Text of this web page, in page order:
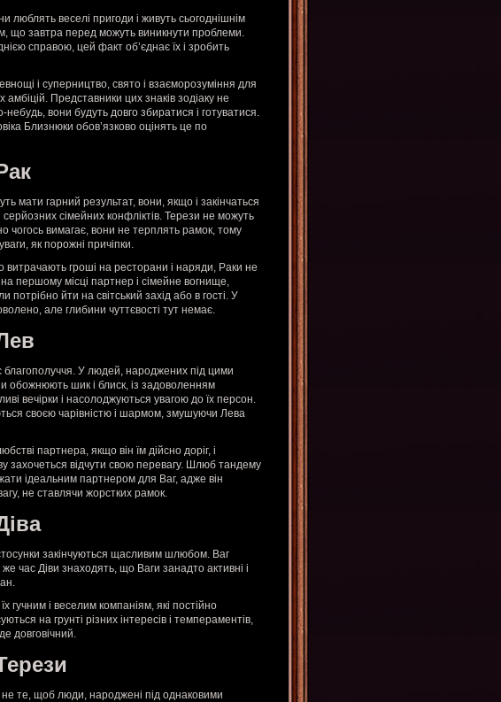
люблять веселі пригоди і живуть сьогоднішнім
що завтра перед можуть виникнути проблеми.
справою, цей факт об’єднає їх і зробить
і суперництво, свято і взаєморозуміння для
Представники цих знаків зодіаку не
вони будуть довго збиратися і готуватися.
Близнюки обов’язково оцінять це по
мати гарний результат, вони, якщо і закінчаться
сімейних конфліктів. Терези не можуть
чогось вимагає, вони не терплять рамок, тому
як порожні причіпки.
витрачають гроші на ресторани і наряди, Раки не
першому місці партнер і сімейне вогнище,
потрібно йти на світський захід або в гості. У
але глибини чуттєвості тут немає.
благополуччя. У людей, народжених під цими
обожнюють шик і блиск, із задоволенням
вечірки і насолоджуються увагою до їх персон.
своєю чарівністю і шармом, змушуючи Лева
партнера, якщо він їм дійсно доріг, і
захочеться відчути свою перевагу. Шлюб тандему
ідеальним партнером для Ваг, адже він
не ставлячи жорстких рамок.
стосунки закінчуються щасливим шлюбом. Ваг
же час Діви знаходять, що Ваги занадто активні і
гучним і веселим компаніям, які постійно
на грунті різних інтересів і темпераментів,
довговічний.
те, щоб люди, народжені під однаковими